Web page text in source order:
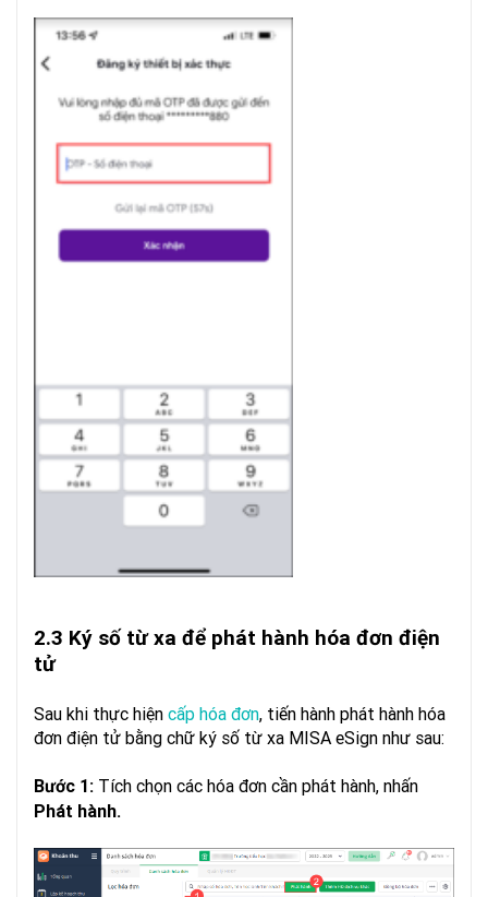
2.3 Ký số từ xa để phát hành hóa đơn điện
tử
Sau khi thực hiện cấp hóa đơn, tiến hành phát hành hóa
đơn điện tử bằng chữ ký số từ xa MISA eSign như sau:
Bước 1: Tích chọn các hóa đơn cần phát hành, nhấn
Phát hành.